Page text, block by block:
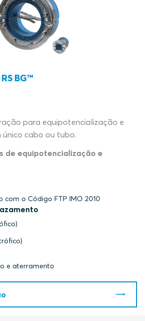
BG™
para equipotencialização e
cabo ou tubo.
de equipotencialização e
com o Código FTP IMO 2010
e aterramento